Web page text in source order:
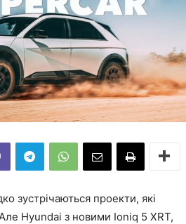
зустрічаються проекти, які
Hyundai з новими Ioniq 5 XRT,